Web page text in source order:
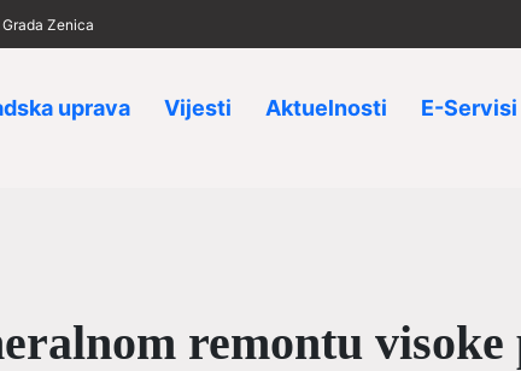
Zenica
uprava Vijesti Aktuelnosti E-Servisi
remontu